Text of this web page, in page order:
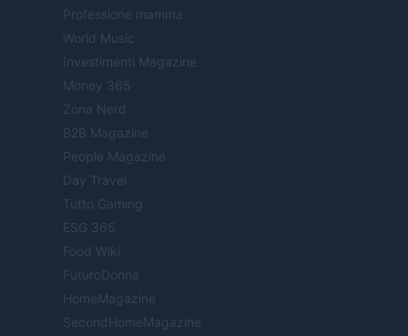
Professione mamma
World Music
Investimenti Magazine
Money 365
Zona Nerd
B2B Magazine
People Magazine
Day Travel
Tutto Gaming
ESG 365
Food Wiki
FuturoDonna
HomeMagazine
SecondHomeMagazine